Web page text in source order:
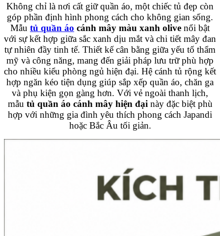
Không chỉ là nơi cất giữ quần áo, một chiếc tủ đẹp còn
góp phần định hình phong cách cho không gian sống.
Mẫu tủ quần áo cánh mây màu xanh olive nổi bật
với sự kết hợp giữa sắc xanh dịu mắt và chi tiết mây đan
tự nhiên đầy tinh tế. Thiết kế cân bằng giữa yếu tố thẩm
mỹ và công năng, mang đến giải pháp lưu trữ phù hợp
cho nhiều kiểu phòng ngủ hiện đại. Hệ cánh tủ rộng kết
hợp ngăn kéo tiện dụng giúp sắp xếp quần áo, chăn ga
và phụ kiện gọn gàng hơn. Với vẻ ngoài thanh lịch,
mẫu tủ quần áo cánh mây hiện đại này đặc biệt phù
hợp với những gia đình yêu thích phong cách Japandi
hoặc Bắc Âu tối giản.